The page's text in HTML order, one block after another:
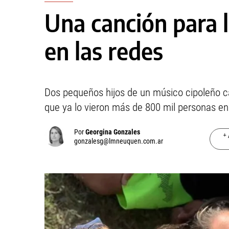
Una canción
en las redes
Dos pequeños hijos de un músico cipoleño
que ya lo vieron más de 800 mil personas
PorGeorgina Gonzales
gonzalesg@lmneuquen.com.ar
+